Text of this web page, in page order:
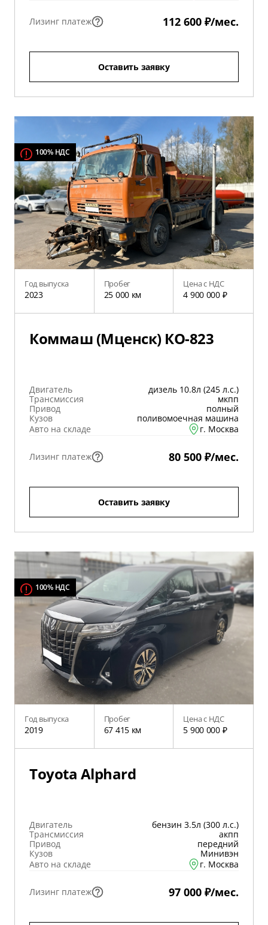
Лизинг платеж 112 600 ₽/мес.
Оставить заявку
100% НДС
Год выпуска
2023
Пробег
25 000 км
Цена с НДС
4 900 000 ₽
Коммаш (Мценск) КО-823
Двигатель
дизель 10.8л (245 л.с.)
Трансмиссия
мкпп
Привод
полный
Кузов
поливомоечная машина
Авто на складе
г. Москва
Лизинг платеж 80 500 ₽/мес.
Оставить заявку
100% НДС
Год выпуска
2019
Пробег
67 415 км
Цена с НДС
5 900 000 ₽
Toyota Alphard
Двигатель
бензин 3.5л (300 л.с.)
Трансмиссия
акпп
Привод
передний
Кузов
Минивэн
Авто на складе
г. Москва
Лизинг платеж 97 000 ₽/мес.